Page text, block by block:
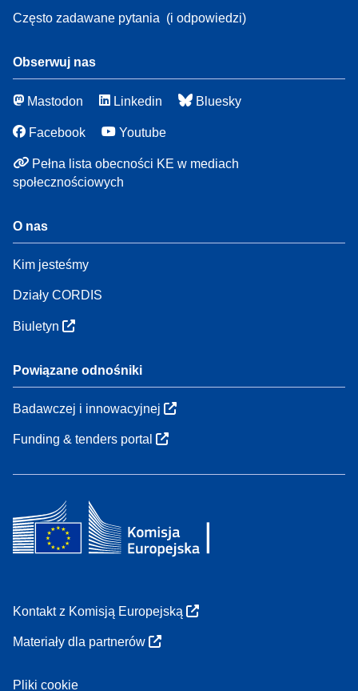
Często zadawane pytania (i odpowiedzi)
Obserwuj nas
Mastodon Linkedin Bluesky
Facebook Youtube
Pełna lista obecności KE w mediach
społecznościowych
O nas
Kim jesteśmy
Działy CORDIS
Biuletyn
Powiązane odnośniki
Badawczej i innowacyjnej
Funding & tenders portal
Kontakt z Komisją Europejską
Materiały dla partnerów
Pliki cookie